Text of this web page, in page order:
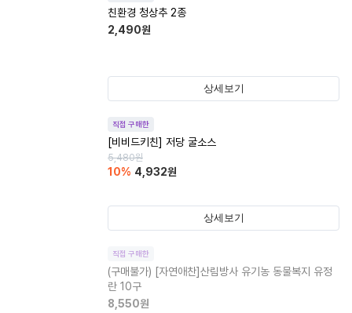
친환경 청상추 2종
2,490원
상세보기
직접 구매한
[비비드키친] 저당 굴소스
5,480원
10% 4,932원
상세보기
직접 구매한
(구매불가) [자연애찬]산림방사 유기농 동물복지 유정
란 10구
8,550원